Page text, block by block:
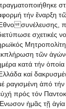
τήν ἔναρξη
συνέλευσης,
σχετικές
τῶν
κατά τήν
καί
ραγισμένη ἀπό
πρός τόν
ἡμᾶς τῇ ἁγία